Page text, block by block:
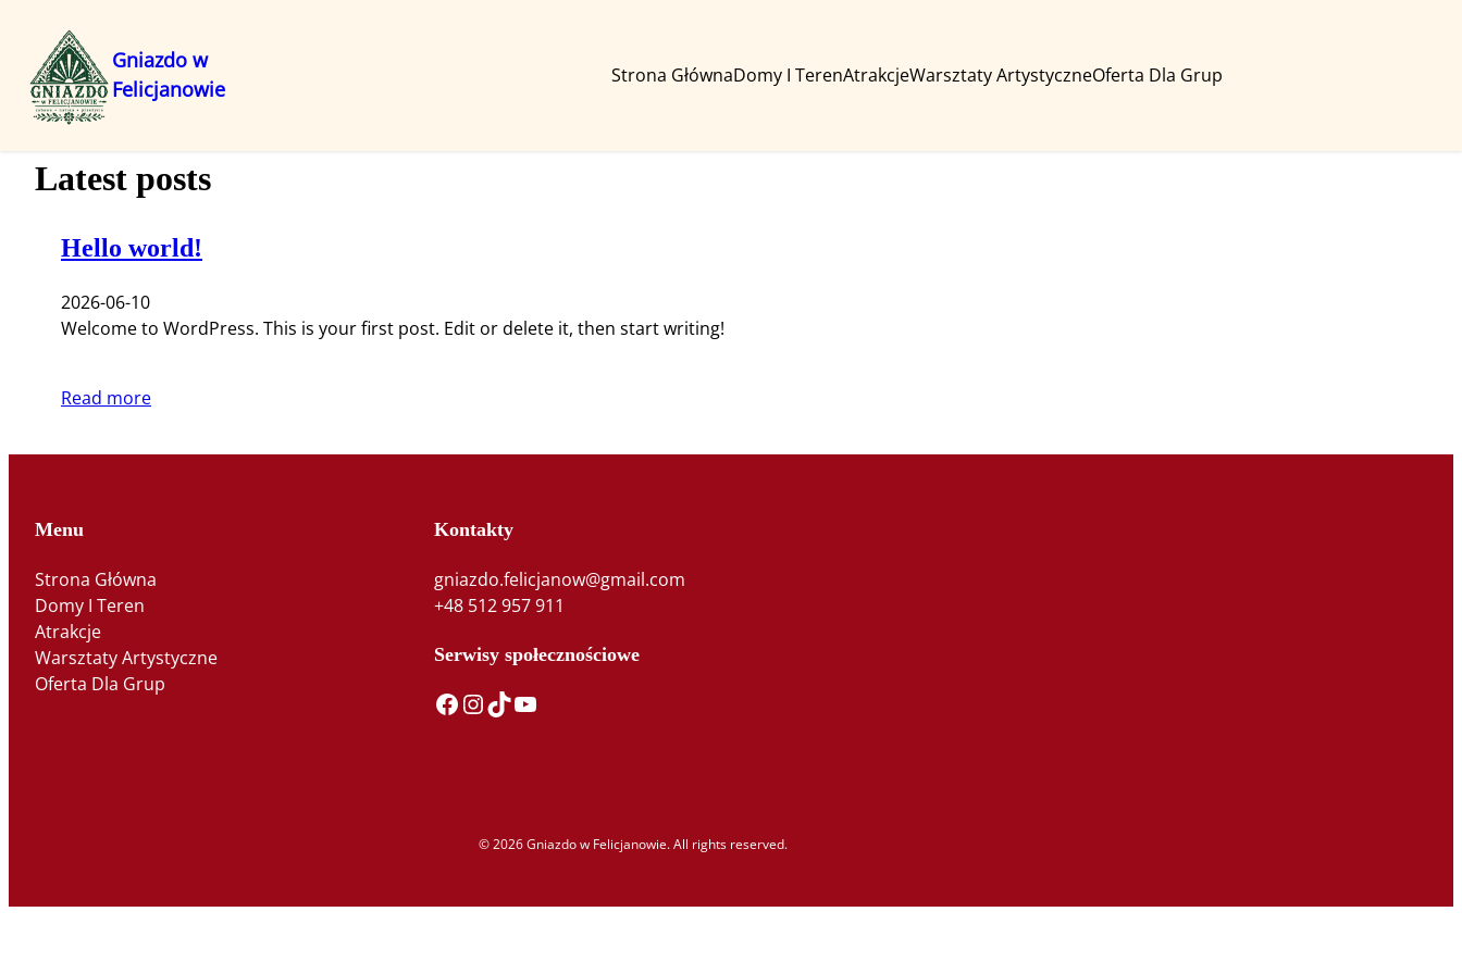
Przejdź
Gniazdo w
Felicjanowie
Strona GłównaDomy I TerenAtrakcjeWarsztaty ArtystyczneOferta Dla Grup
Latest posts
Hello world!
2026-06-10
Welcome to WordPress. This is your first post. Edit or delete it, then start writing!
Read more
Menu
Strona Główna
Domy I Teren
Atrakcje
Warsztaty Artystyczne
Oferta Dla Grup
Kontakty
gniazdo.felicjanow@gmail.com
+48 512 957 911
Serwisy społecznościowe
Facebook InstagramTikTok YouTube
© 2026 Gniazdo w Felicjanowie. All rights reserved.